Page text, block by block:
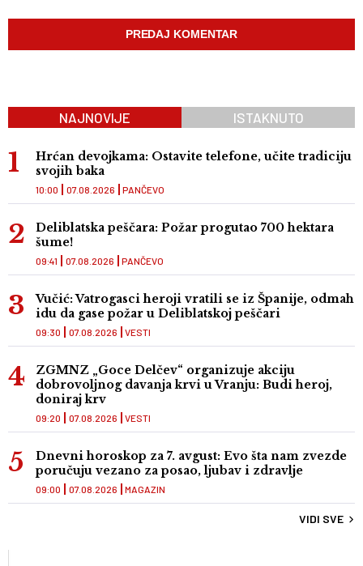
NAJNOVIJE ISTAKNUTO
Hrćan devojkama: Ostavite telefone, učite tradiciju
svojih baka
PANČEVO
10:00 07.08.2026
Deliblatska peščara: Požar progutao 700 hektara
šume!
PANČEVO
09:41 07.08.2026
Vučić: Vatrogasci heroji vratili se iz Španije, odmah
idu da gase požar u Deliblatskoj peščari
VESTI
09:30 07.08.2026
ZGMNZ „Goce Delčev“ organizuje akciju
dobrovoljnog davanja krvi u Vranju: Budi heroj,
doniraj krv
VESTI
09:20 07.08.2026
Dnevni horoskop za 7. avgust: Evo šta nam zvezde
poručuju vezano za posao, ljubav i zdravlje
MAGAZIN
09:00 07.08.2026
VIDI SVE